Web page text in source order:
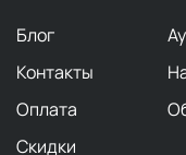
Блог
Контакты
Оплата
Скидки